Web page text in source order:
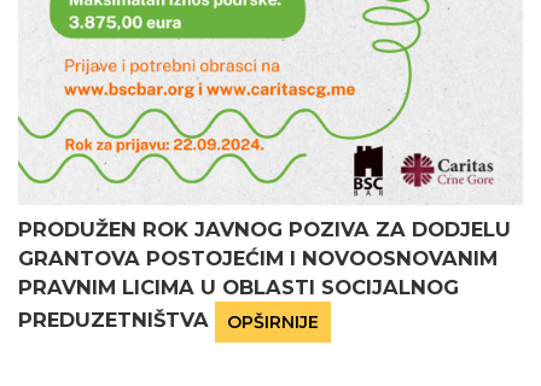
PRODUŽEN ROK JAVNOG POZIVA ZA DODJELU
GRANTOVA POSTOJEĆIM I NOVOOSNOVANIM
PRAVNIM LICIMA U OBLASTI SOCIJALNOG
PREDUZETNIŠTVA
OPŠIRNIJE